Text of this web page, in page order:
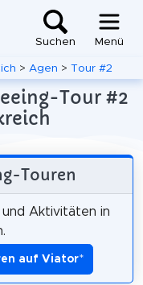
Suchen Menü
> Agen > Tour #2
Tour #2
Touren
Aktivitäten in
auf Viator*